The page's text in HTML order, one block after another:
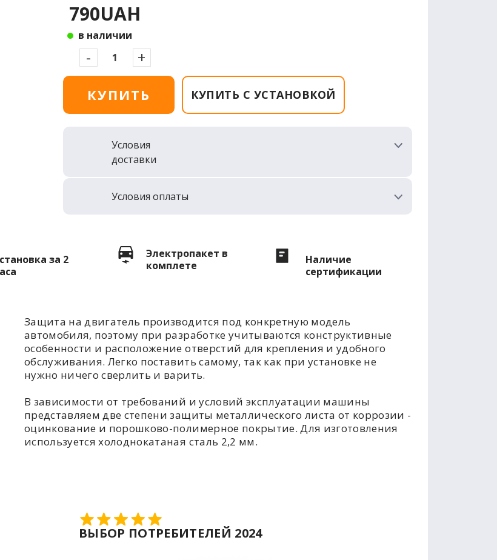
790UAH
в наличии
- +
КУПИТЬ КУПИТЬ С УСТАНОВКОЙ
Условия
доставки
Условия оплаты
за 2
Электропакет в
комплете
Наличие
сертификации
Защита на двигатель производится под конкретную модель
автомобиля, поэтому при разработке учитываются конструктивные
особенности и расположение отверстий для крепления и удобного
обслуживания. Легко поставить самому, так как при установке не
нужно ничего сверлить и варить.
В зависимости от требований и условий эксплуатации машины
представляем две степени защиты металлического листа от коррозии -
оцинкование и порошково-полимерное покрытие. Для изготовления
используется холоднокатаная сталь 2,2 мм.
ВЫБОР ПОТРЕБИТЕЛЕЙ 2024